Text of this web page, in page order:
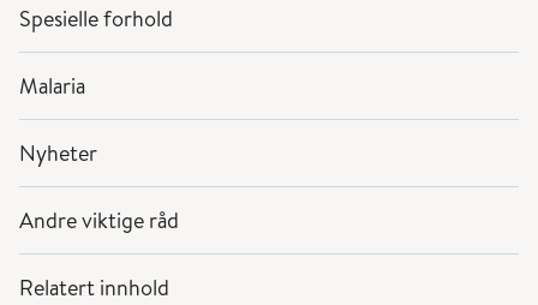
Spesielle forhold
Malaria
Nyheter
Andre viktige råd
Relatert innhold